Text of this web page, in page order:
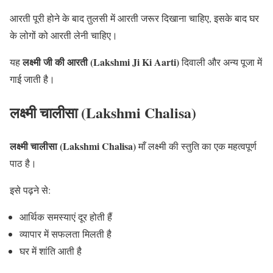
आरती पूरी होने के बाद तुलसी में आरती जरूर दिखाना चाहिए, इसके बाद घर
के लोगों को आरती लेनी चाहिए।
यहलक्ष्मी जी की आरती (Lakshmi Ji Ki Aarti)दिवाली और अन्य पूजा में
गाई जाती है।
लक्ष्मी चालीसा (Lakshmi Chalisa)
लक्ष्मी चालीसा (Lakshmi Chalisa)माँ लक्ष्मी की स्तुति का एक महत्वपूर्ण
पाठ है।
इसे पढ़ने से:
आर्थिक समस्याएं दूर होती हैं
व्यापार में सफलता मिलती है
घर में शांति आती है